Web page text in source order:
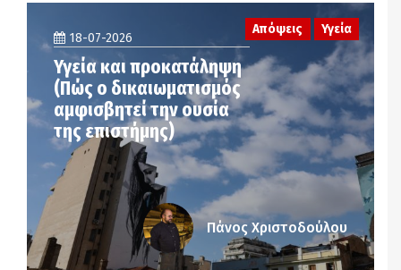
18-07-2026
Υγεία και προκατάληψη
(Πώς ο δικαιωματισμός
αμφισβητεί την ουσία
της επιστήμης)
Απόψεις Υγεία
Πάνος Χριστοδούλου